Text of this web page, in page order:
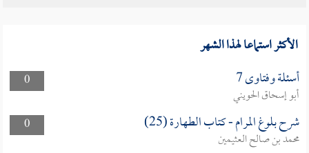
الأكثر استماعا لهذا الشهر
0 أسئلة وفتاوى 7
أبو إسحاق الحويني
0
شرح بلوغ المرام - كتاب الطهارة (25)
محمد بن صالح العثيمين